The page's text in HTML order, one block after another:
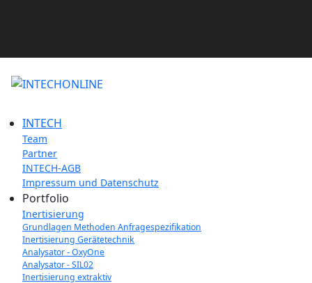
INTECH
Team
Partner
INTECH-AGB
Impressum und Datenschutz
Portfolio
Inertisierung
Grundlagen Methoden Anfragespezifikation
Inertisierung Gerätetechnik
Analysator - OxyOne
Analysator - SIL02
Inertisierung extraktiv